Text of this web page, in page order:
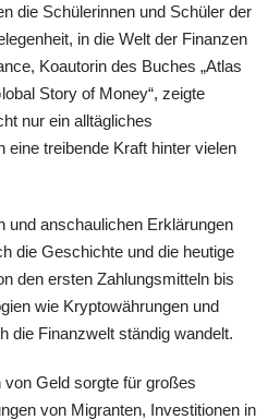
die Schülerinnen und Schüler der
in die Welt der Finanzen
Koautorin des Buches „Atlas
Story of Money“, zeigte
nur ein alltägliches
eine treibende Kraft hinter vielen
und anschaulichen Erklärungen
die Geschichte und die heutige
den ersten Zahlungsmitteln bis
wie Kryptowährungen und
die Finanzwelt ständig wandelt.
Geld sorgte für großes
von Migranten, Investitionen in